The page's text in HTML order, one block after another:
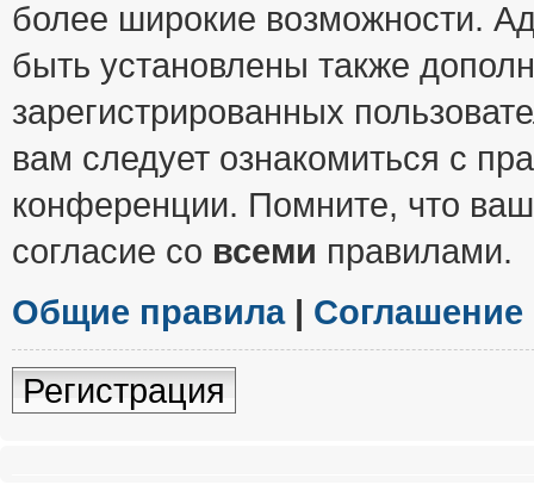
более широкие возможности.
быть установлены также
зарегистрированных
вам следует ознакомиться с
конференции. Помните, что
согласие со всеми правилами.
Общие правила|
Регистрация